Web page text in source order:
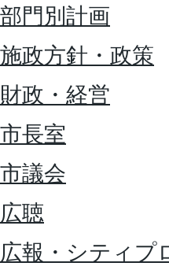
部門別計画
施政方針・政策
財政・経営
市長室
市議会
広聴
広報・シティプ